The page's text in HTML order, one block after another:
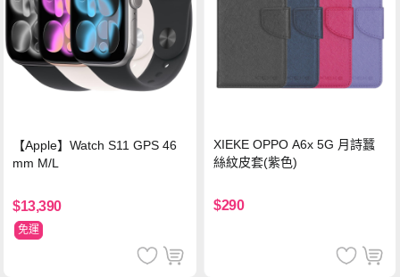
【Apple】Watch S11 GPS 46
mm M/L
$13,390
免運
XIEKE OPPO A6x 5G 月詩蠶
絲紋皮套(紫色)
$290